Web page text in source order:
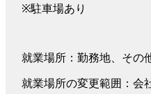
※駐⾞場あり
就業場所：勤務地、その
就業場所の変更範囲：会